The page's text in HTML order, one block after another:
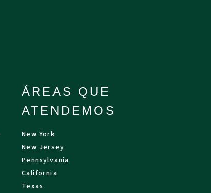
ÁREAS QUE
ATENDEMOS
New York
New Jersey
Pennsylvania
California
Texas